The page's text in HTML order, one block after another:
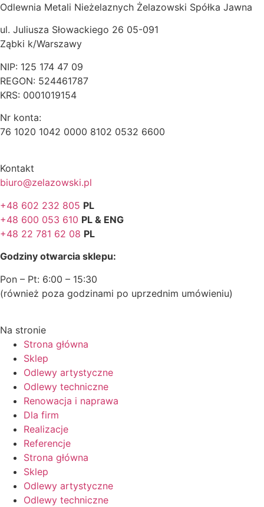
Odlewnia Metali Nieżelaznych Żelazowski Spółka Jawna
ul. Juliusza Słowackiego 26 05-091
Ząbki k/Warszawy
NIP: 125 174 47 09
REGON: 524461787
KRS: 0001019154
Nr konta:
76 1020 1042 0000 8102 0532 6600
Kontakt
biuro@zelazowski.pl
+48 602 232 805 PL
+48 600 053 610 PL & ENG
+48 22 781 62 08 PL
Godziny otwarcia sklepu:
Pon – Pt: 6:00 – 15:30
(również poza godzinami po uprzednim umówieniu)
Na stronie
Strona główna
Sklep
Odlewy artystyczne
Odlewy techniczne
Renowacja i naprawa
Dla firm
Realizacje
Referencje
Strona główna
Sklep
Odlewy artystyczne
Odlewy techniczne